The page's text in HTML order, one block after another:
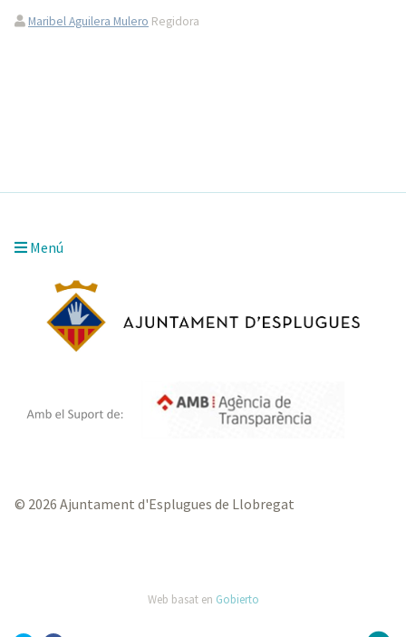
Maribel Aguilera Mulero Regidora
Menú
© 2026 Ajuntament d'Esplugues de Llobregat
Web basat en Gobierto